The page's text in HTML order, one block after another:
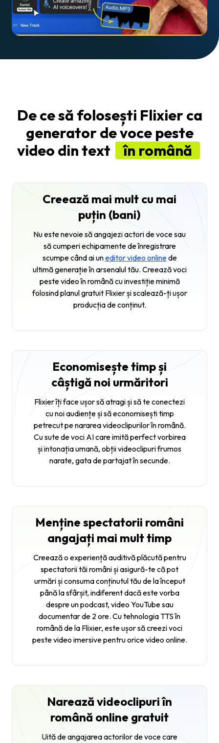
De ce să folosești Flixier ca
generator de voce peste
video din text
în română
Creează mai mult cu mai
puțin (bani)
Nu este nevoie să angajezi actori de voce sau
să cumperi echipamente de înregistrare
scumpe când ai uneditor video onlinede
ultimă generație în arsenalul tău. Creează voci
peste video în română cu investiție minimă
folosind planul gratuit Flixier și scalează-ți ușor
producția de conținut.
Economisește timp și
câștigă noi urmăritori
Flixier îți face ușor să atragi și să te conectezi
cu noi audiențe și să economisești timp
petrecut pe nararea videoclipurilor în română.
Cu sute de voci AI care imită perfect vorbirea
și intonația umană, obții videoclipuri frumos
narate, gata de partajat în secunde.
Menține spectatorii români
angajați mai mult timp
Creează o experiență auditivă plăcută pentru
spectatorii tăi români și asigură-te că pot
urmări și consuma conținutul tău de la început
până la sfârșit, indiferent dacă este vorba
despre un podcast, video YouTube sau
documentar de 2 ore. Cu tehnologia TTS în
română de la Flixier, este ușor să creezi voci
peste video imersive pentru orice video online.
Narează videoclipuri în
română online gratuit
Uită de angajarea actorilor de voce care